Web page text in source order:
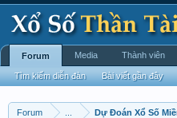
Forum Dự Đoán Xổ Số
Forum
Tìm kiếm diễn đàn Bài viết gần đây
Media Thành viên